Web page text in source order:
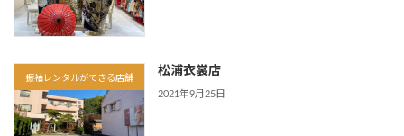
振袖レンタルができる店舗
松浦衣裳店
2021年9月25日